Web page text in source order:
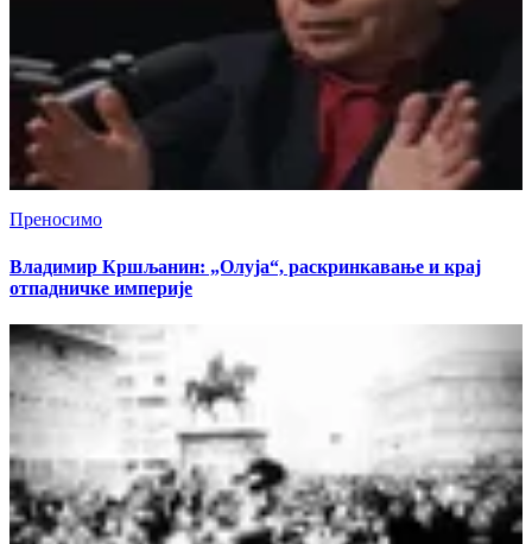
Преносимо
Владимир Кршљанин: „Олуја“, раскринкавање и крај
отпадничке империје